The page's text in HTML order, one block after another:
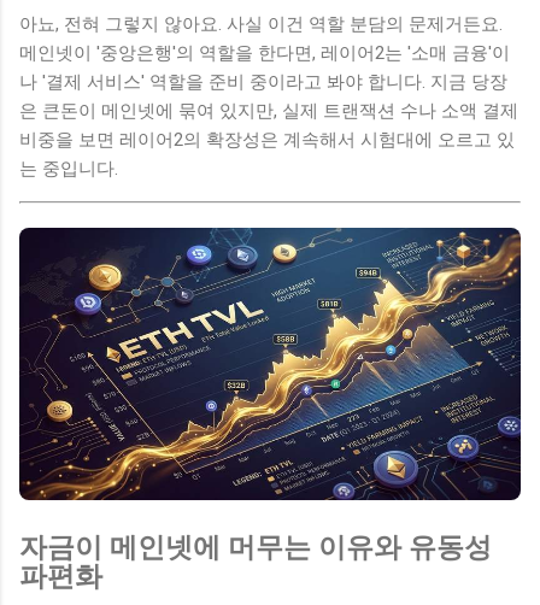
아뇨, 전혀 그렇지 않아요. 사실 이건 역할 분담의 문제거든요.
메인넷이 '중앙은행'의 역할을 한다면, 레이어2는 '소매 금융'이
나 '결제 서비스' 역할을 준비 중이라고 봐야 합니다. 지금 당장
은 큰돈이 메인넷에 묶여 있지만, 실제 트랜잭션 수나 소액 결제
비중을 보면 레이어2의 확장성은 계속해서 시험대에 오르고 있
는 중입니다.
자금이 메인넷에 머무는 이유와 유동성
파편화